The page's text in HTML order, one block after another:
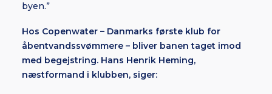
byen.”
Hos Copenwater – Danmarks første klub for
åbentvandssvømmere – bliver banen taget imod
med begejstring. Hans Henrik Heming,
næstformand i klubben, siger: